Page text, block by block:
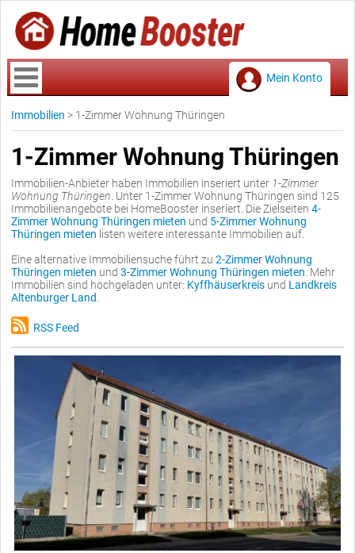
Mein Konto
Immobilien > 1-Zimmer Wohnung Thüringen
1-Zimmer Wohnung Thüringen
Immobilien-Anbieter haben Immobilien inseriert unter 1-Zimmer
Wohnung Thüringen . Unter 1-Zimmer Wohnung Thüringen sind 125
Immobilienangebote bei HomeBooster inseriert. Die Zielseiten 4-
Zimmer Wohnung Thüringen mieten und 5-Zimmer Wohnung
Thüringen mieten listen weitere interessante Immobilien auf.
Eine alternative Immobiliensuche führt zu 2-Zimmer Wohnung
Thüringen mieten und 3-Zimmer Wohnung Thüringen mieten . Mehr
Immobilien sind hochgeladen unter: Kyffhäuserkreis und Landkreis
Altenburger Land
RSS Feed